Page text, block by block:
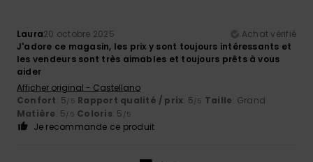
Laura20 octobre 2025
Achat vérifié
J'adore ce magasin, les prix y sont toujours intéressants et
les vendeurs sont très aimables et toujours prêts à vous
aider
Afficher original - Castellano
Confort: 5/5 Rapport qualité / prix: 5/5 Taille: Grand
Matière: 5/5 Coloris: 5 /5
Je recommande ce produit